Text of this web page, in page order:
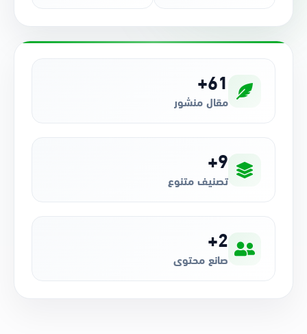
61+
مقال منشور
9+
تصنيف متنوع
2+
صانع محتوى